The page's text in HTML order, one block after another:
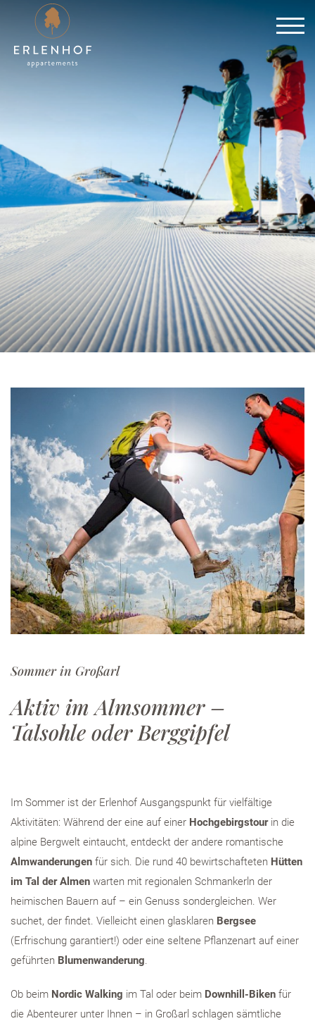
Sommer in Großarl
Aktiv im Almsommer –
Talsohle oder Berggipfel
Im Sommer ist der Erlenhof Ausgangspunkt für vielfältige
Aktivitäten: Während der eine auf einer Hochgebirgstour in die
alpine Bergwelt eintaucht, entdeckt der andere romantische
Almwanderungen für sich. Die rund 40 bewirtschafteten Hütten
im Tal der Almen warten mit regionalen Schmankerln der
heimischen Bauern auf – ein Genuss sondergleichen. Wer
suchet, der findet. Vielleicht einen glasklaren Bergsee
(Erfrischung garantiert!) oder eine seltene Pflanzenart auf einer
geführten Blumenwanderung.
Ob beim Nordic Walking im Tal oder beim Downhill-Biken für
die Abenteurer unter Ihnen – in Großarl schlagen sämtliche